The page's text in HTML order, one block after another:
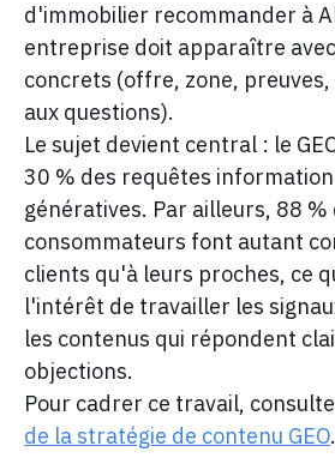
d'immobilier recommander à
entreprise doit apparaître
concrets (offre, zone, preuves,
aux questions).
Le sujet devient central : le
30 % des requêtes
génératives. Par ailleurs, 88 %
consommateurs font autant
clients qu'à leurs proches, ce
l'intérêt de travailler les
les contenus qui répondent
objections.
Pour cadrer ce travail,
de la stratégie de contenu GEO.